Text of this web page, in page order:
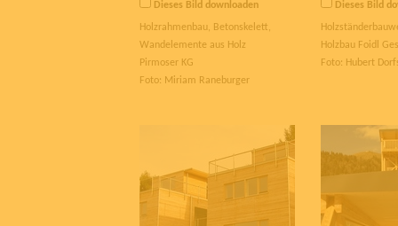
Dieses Bild downloaden
Holzrahmenbau, Betonskelett,
Wandelemente aus Holz
Pirmoser KG
Foto: Miriam Raneburger
Dieses Bild
Holzbau Foidl
Foto: Hubert